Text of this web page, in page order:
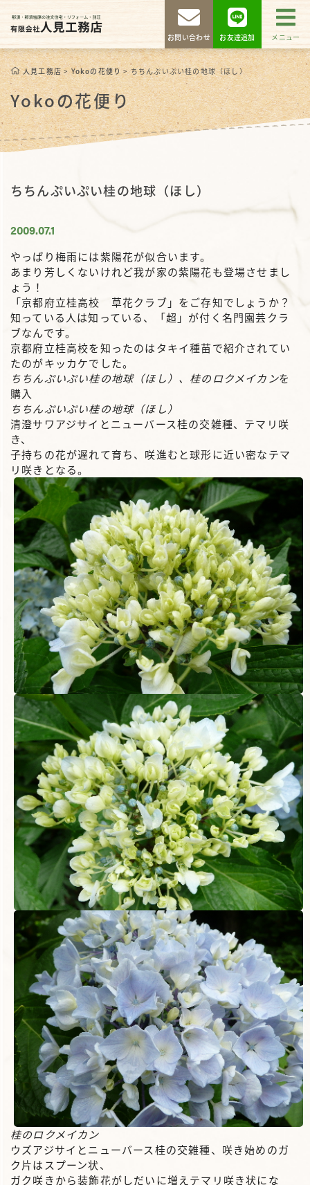
お問い合わせ お友達追加 メニュー
人見工務店>Yokoの花便り>ちちんぷいぷい桂の地球（ほし）
Yokoの花便り
ちちんぷいぷい桂の地球（ほし）
2009.07.1
やっぱり梅雨には紫陽花が似合います。
あまり芳しくないけれど我が家の紫陽花も登場させまし
ょう！
「京都府立桂高校 草花クラブ」をご存知でしょうか？
知っている人は知っている、「超」が付く名門園芸クラ
ブなんです。
京都府立桂高校を知ったのはタキイ種苗で紹介されてい
たのがキッカケでした。
ちちんぷいぷい桂の地球（ほし）、桂のロクメイカンを
購入
ちちんぷいぷい桂の地球（ほし）
清澄サワアジサイとニューバース桂の交雑種、テマリ咲
き、
子持ちの花が遅れて育ち、咲進むと球形に近い密なテマ
リ咲きとなる。
桂のロクメイカン
ウズアジサイとニューバース桂の交雑種、咲き始めのガ
ク片はスプーン状、
ガク咲きから装飾花がしだいに増えテマリ咲き状にな